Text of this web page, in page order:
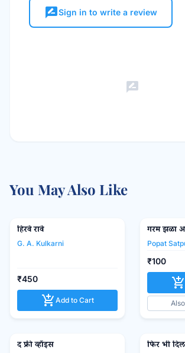
rate_reviewSign in to write a review
rate_review
You May Also Like
Popular Prakashan
हिरवे रावे
G. A. Kulkarni
₹450
add_shopping_cart Add to Cart
गरम झळा
Popat
₹100
add_shopping_cart
Madhushree Publication
द फ्री व्हॉइस Shabd
फिर भी